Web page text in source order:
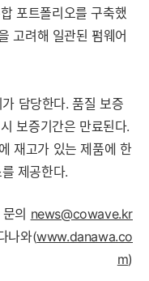
포트폴리오를 구축했
고려해 일관된 펌웨어
담당한다. 품질 보증
보증기간은 만료된다.
재고가 있는 제품에 한
제공한다.
의 news@cowave.kr
나와(www.danawa.co
m)